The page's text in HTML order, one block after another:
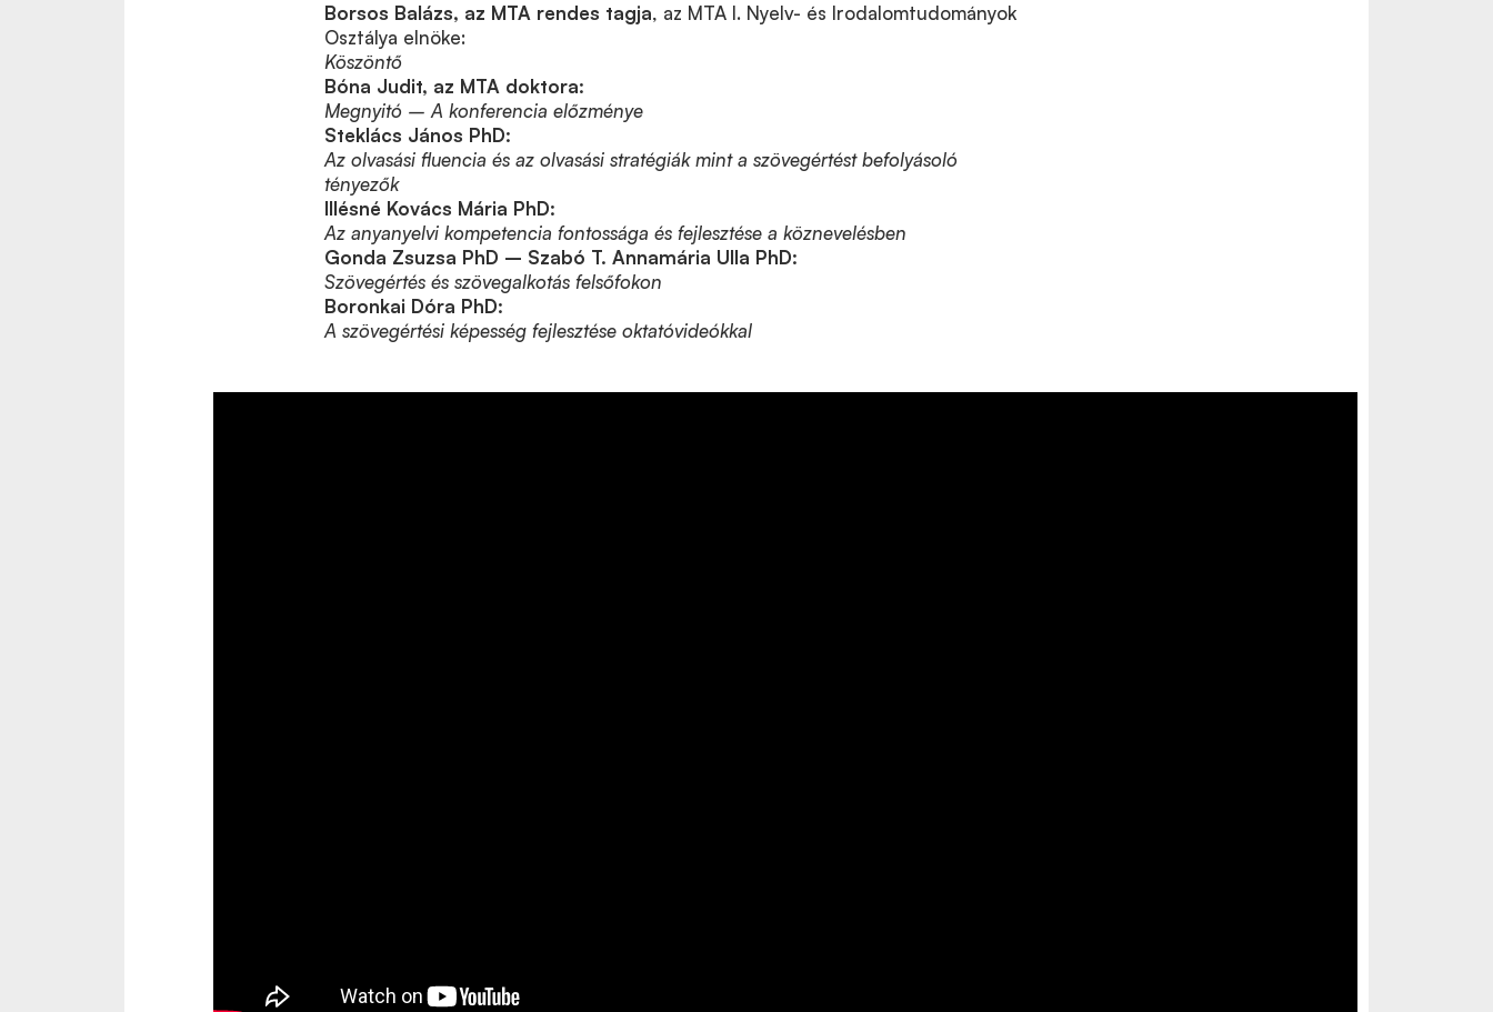
Borsos Balázs, az MTA rendes tagja, az MTA I. Nyelv- és Irodalomtudományok
Osztálya elnöke:
Köszöntő
Bóna Judit, az MTA doktora:
Megnyitó – A konferencia előzménye
Steklács János PhD:
Az olvasási fluencia és az olvasási stratégiák mint a szövegértést befolyásoló
tényezők
Illésné Kovács Mária PhD:
Az anyanyelvi kompetencia fontossága és fejlesztése a köznevelésben
Gonda Zsuzsa PhD – Szabó T. Annamária Ulla PhD:
Szövegértés és szövegalkotás felsőfokon
Boronkai Dóra PhD:
A szövegértési képesség fejlesztése oktatóvideókkal